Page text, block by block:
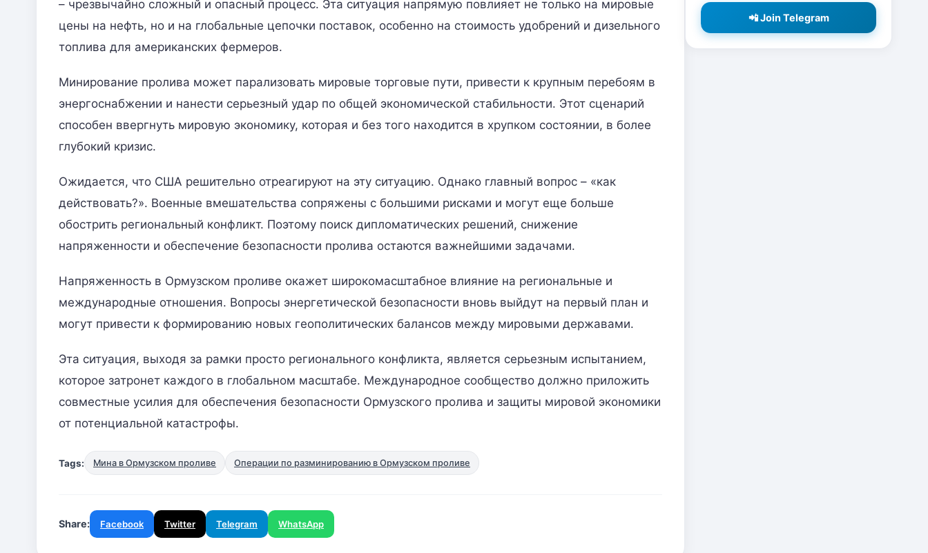
– чрезвычайно сложный и опасный процесс. Эта ситуация напрямую повлияет не только на мировые
цены на нефть, но и на глобальные цепочки поставок, особенно на стоимость удобрений и дизельного
топлива для американских фермеров.
Минирование пролива может парализовать мировые торговые пути, привести к крупным перебоям в
энергоснабжении и нанести серьезный удар по общей экономической стабильности. Этот сценарий
способен ввергнуть мировую экономику, которая и без того находится в хрупком состоянии, в более
глубокий кризис.
Ожидается, что США решительно отреагируют на эту ситуацию. Однако главный вопрос – «как
действовать?». Военные вмешательства сопряжены с большими рисками и могут еще больше
обострить региональный конфликт. Поэтому поиск дипломатических решений, снижение
напряженности и обеспечение безопасности пролива остаются важнейшими задачами.
Напряженность в Ормузском проливе окажет широкомасштабное влияние на региональные и
международные отношения. Вопросы энергетической безопасности вновь выйдут на первый план и
могут привести к формированию новых геополитических балансов между мировыми державами.
Эта ситуация, выходя за рамки просто регионального конфликта, является серьезным испытанием,
которое затронет каждого в глобальном масштабе. Международное сообщество должно приложить
совместные усилия для обеспечения безопасности Ормузского пролива и защиты мировой экономики
от потенциальной катастрофы.
Tags: Мина в Ормузском проливе Операции по разминированию в Ормузском проливе
Share: Facebook Twitter Telegram WhatsApp
📲 Join Telegram